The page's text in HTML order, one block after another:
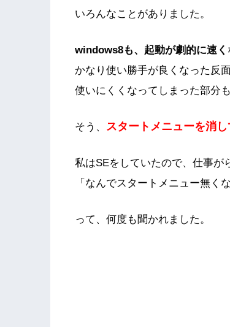
いろんなことがありました。
windows8も、起動が劇的に速く
かなり使い勝手が良くなった反面
使いにくくなってしまった部分も
そう、 スタートメニューを消
私はSEをしていたので、仕事が
「なんでスタートメニュー無く
って、何度も聞かれました。